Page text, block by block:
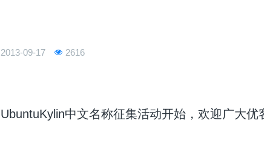
2013-09-17 2616
UbuntuKylin中文名称征集活动开始，欢迎广大优